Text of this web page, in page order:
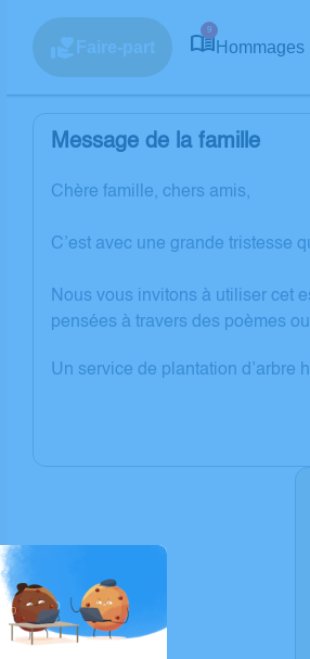
Faire-part
9
Hommages
Message de la famille
Chère famille, chers amis,
C’est avec une grande tristesse
Nous vous invitons à utiliser cet
pensées à travers des poèmes
Un service de plantation d’arbre